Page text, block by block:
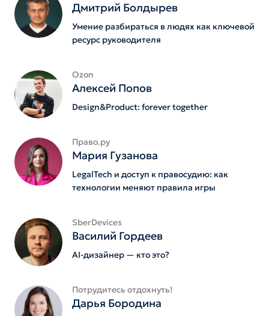
Дмитрий Болдырев
Умение разбираться в людях как ключевой
ресурс руководителя
Ozon
Алексей Попов
Design&Product: forever together
Право.ру
Мария Гузанова
LegalTech и доступ к правосудию: как
технологии меняют правила игры
SberDevices
Василий Гордеев
AI-дизайнер — кто это?
Потрудитесь отдохнуть!
Дарья Бородина